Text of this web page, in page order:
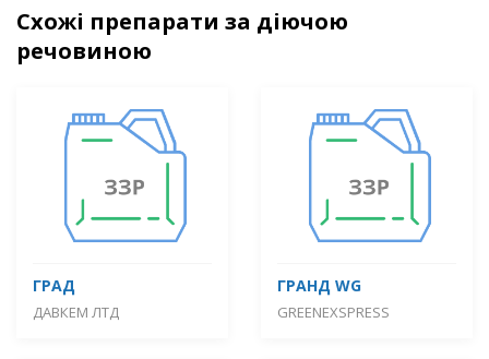
Схожі препарати за діючою
речовиною
ГРАД
ДАВКЕМ ЛТД
ГРАНД WG
GREENEXSPRESS